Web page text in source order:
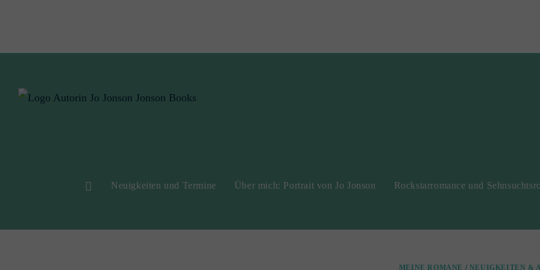
Neuigkeiten und Termine Über mich: Portrait von Jo Jonson Rockstarromance und
MEINE ROMANE / NEUIGKEITEN &